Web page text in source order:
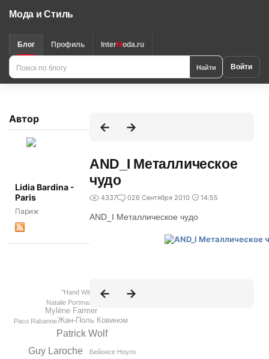
Мода и Стиль
Блог Профиль InterModa.ru
Поиск
по
блогу
Найти Войти
Автор
Lidia Bardina -
Paris
Париж
Guy Laroche
Patrick Wolf
Жан-Поль Ковином
Mylène Farmer
Бейонсе Ноулз
"Hand With Care"
Paco Rabanne
Natalie Portman
AND_I Металлическое
чудо
4337 026 Сентября 2010 14:55
AND_I Металлическое чудо